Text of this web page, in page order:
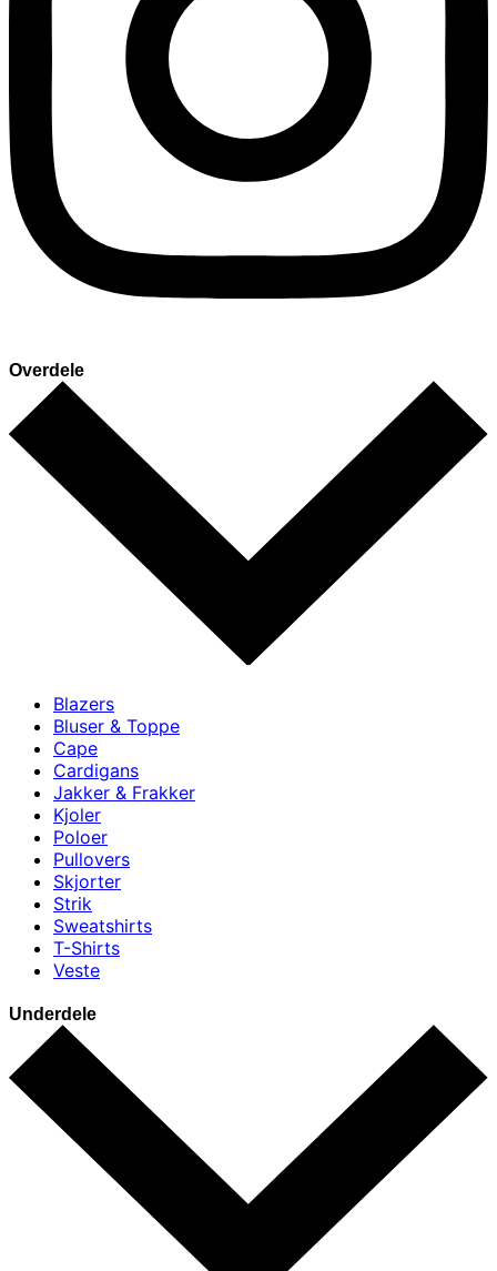
Overdele
Blazers
Bluser & Toppe
Cape
Cardigans
Jakker & Frakker
Kjoler
Poloer
Pullovers
Skjorter
Strik
Sweatshirts
T-Shirts
Veste
Underdele